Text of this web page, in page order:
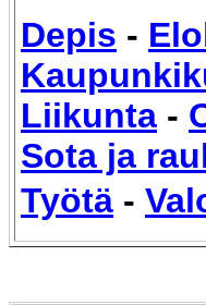
Depis -
Liikunta -
Sota ja
Työtä -